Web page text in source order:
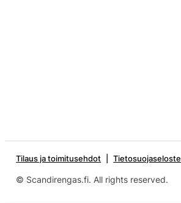
Tilaus ja toimitusehdot Tietosuojaseloste
© Scandirengas.fi. All rights reserved.